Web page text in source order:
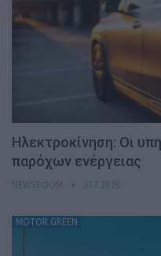
Ηλεκτροκίνηση: Οι
παρόχων ενέργειας
MOTOR GREEN